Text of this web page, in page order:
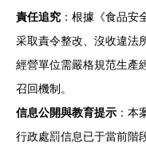
責任追究 ：根據《食品安
采取責令整改、沒收違法
經營單位需嚴格規范生產
召回機制。
信息公開與教育提示 ：本
行政處罰信息已于當前階